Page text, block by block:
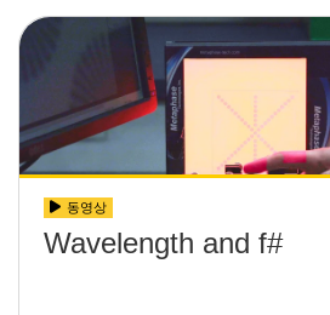
동영상
Wavelength and f#